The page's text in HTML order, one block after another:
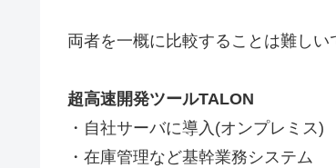
両者を一概に比較することは難しい
超高速開発ツールTALON
・自社サーバに導入(オンプレミス)
・在庫管理など基幹業務システム